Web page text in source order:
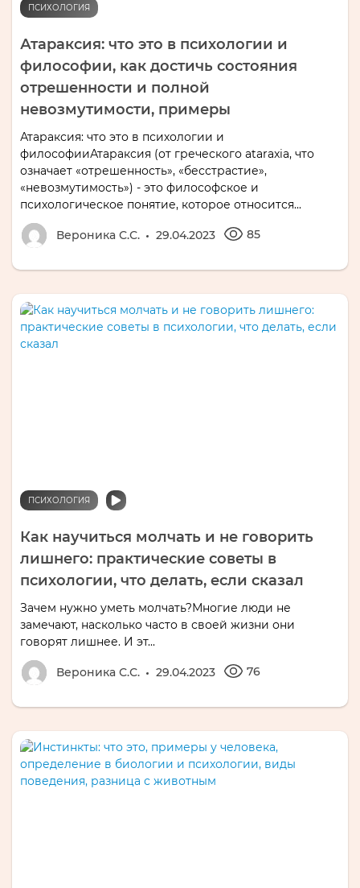
ПСИХОЛОГИЯ
Атараксия: что это в психологии и
философии, как достичь состояния
отрешенности и полной
невозмутимости, примеры
Атараксия: что это в психологии и
философииАтараксия (от греческого ataraxia, что
означает «отрешенность», «бесстрастие»,
«невозмутимость») - это философское и
психологическое понятие, которое относится...
Вероника С.С. 29.04.2023 85
ПСИХОЛОГИЯ
Как научиться молчать и не говорить
лишнего: практические советы в
психологии, что делать, если сказал
Зачем нужно уметь молчать?Многие люди не
замечают, насколько часто в своей жизни они
говорят лишнее. И эт...
Вероника С.С. 29.04.2023 76